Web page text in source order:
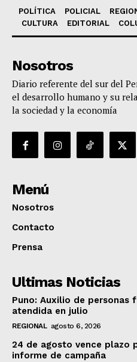
POLÍTICA POLICIAL
CULTURA
EDITORIAL
Nosotros
Diario referente del sur del
el desarrollo humano y su
la sociedad y la economía
Menú
Nosotros
Contacto
Prensa
Ultimas Noticias
Puno: Auxilio de personas
atendida en julio
REGIONAL agosto 6, 2026
24 de agosto vence plazo
informe de campaña